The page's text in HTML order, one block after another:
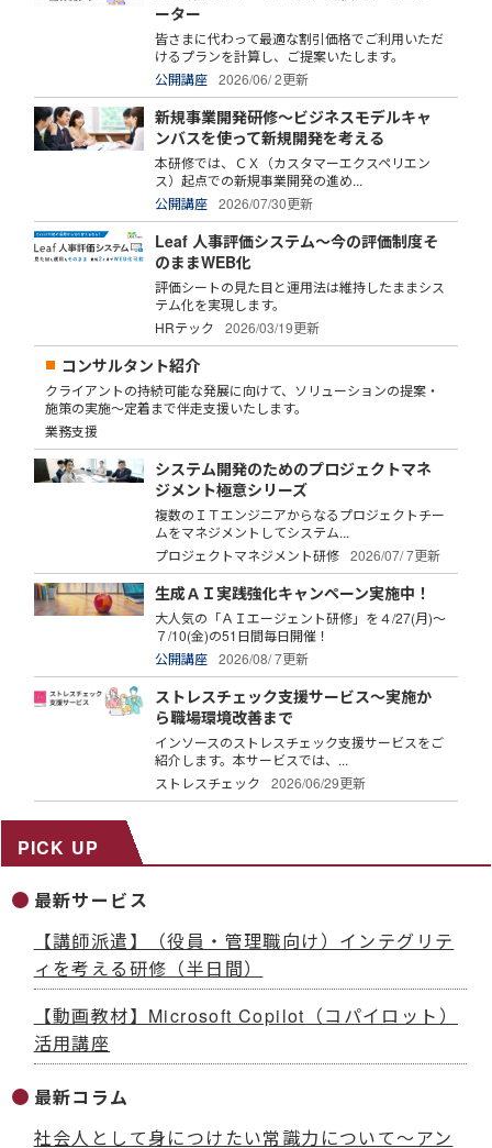
ーター
皆さまに代わって最適な割引価格でご利用いただ
けるプランを計算し、ご提案いたします。
公開講座
2026/06/ 2更新
新規事業開発研修～ビジネスモデルキャ
ンバスを使って新規開発を考える
本研修では、ＣＸ（カスタマーエクスペリエン
ス）起点での新規事業開発の進め...
公開講座
2026/07/30更新
Leaf 人事評価システム～今の評価制度そ
のままWEB化
評価シートの見た目と運用法は維持したままシス
テム化を実現します。
HRテック
2026/03/19更新
コンサルタント紹介
クライアントの持続可能な発展に向けて、ソリューションの提案・
施策の実施～定着まで伴走支援いたします。
業務支援
システム開発のためのプロジェクトマネ
ジメント極意シリーズ
複数のＩＴエンジニアからなるプロジェクトチー
ムをマネジメントしてシステム...
プロジェクトマネジメント研修
2026/07/ 7更新
生成ＡＩ実践強化キャンペーン実施中！
大人気の「ＡＩエージェント研修」を４/27(月)～
７/10(金)の51日間毎日開催！
公開講座
2026/08/ 7更新
ストレスチェック支援サービス～実施か
ら職場環境改善まで
インソースのストレスチェック支援サービスをご
紹介します。本サービスでは、...
ストレスチェック
2026/06/29更新
PICK UP
最新サービス
【講師派遣】（役員・管理職向け）インテグリテ
ィを考える研修（半日間）
【動画教材】Microsoft Copilot（コパイロット）
活用講座
最新コラム
社会人として身につけたい常識力について～アン